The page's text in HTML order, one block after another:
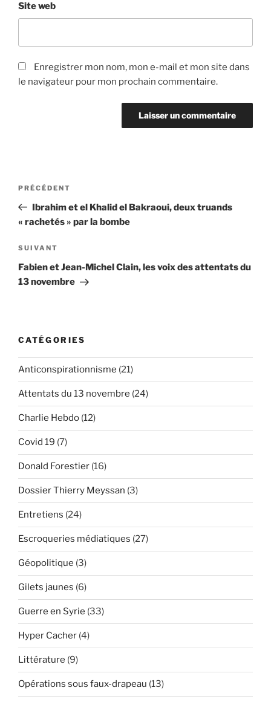
Site web
Enregistrer mon nom, mon e-mail et mon site dans
le navigateur pour mon prochain commentaire.
Navigation
l’article
Article
précédent
PRÉCÉDENT
Ibrahim et el Khalid el Bakraoui, deux truands
« rachetés » par la bombe
Article
suivant
SUIVANT
Fabien et Jean-Michel Clain, les voix des attentats du
13 novembre
CATÉGORIES
Anticonspirationnisme (21)
Attentats du 13 novembre (24)
Charlie Hebdo (12)
Covid 19 (7)
Donald Forestier (16)
Dossier Thierry Meyssan (3)
Entretiens (24)
Escroqueries médiatiques (27)
Géopolitique (3)
Gilets jaunes (6)
Guerre en Syrie (33)
Hyper Cacher (4)
Littérature (9)
Opérations sous faux-drapeau (13)